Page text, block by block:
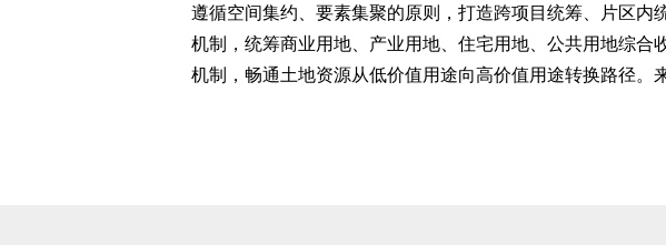
遵循空间集约、要素集聚的原则，打造跨项目统筹、片区内
机制，统筹商业用地、产业用地、住宅用地、公共用地综合
机制，畅通土地资源从低价值用途向高价值用途转换路径。